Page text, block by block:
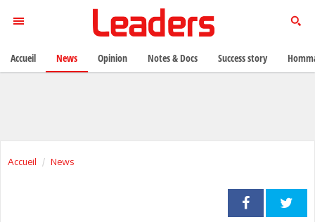
Accueil News
Accueil News Opinion Notes & Docs Success story